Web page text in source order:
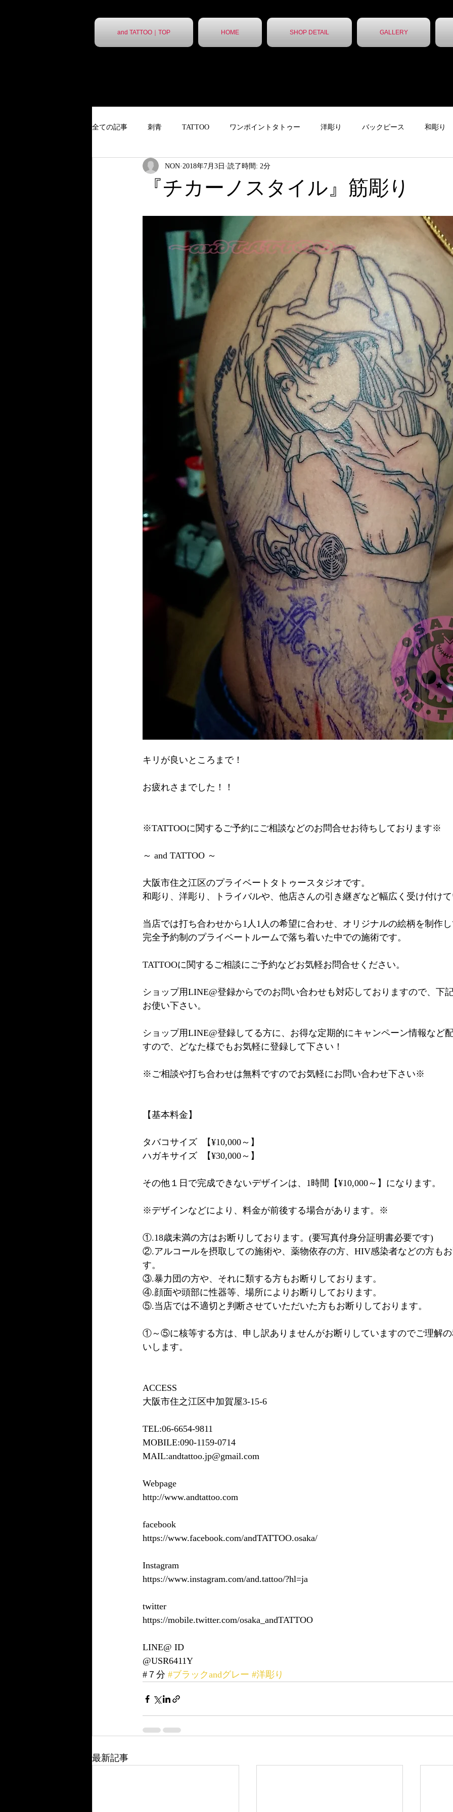
and TATTOO｜TOP HOME SHOP DETAIL GALLERY
全ての記事 刺青 TATTOO ワンポイントタトゥー 洋彫り バックピース 和彫り
タトゥー ポスター 下絵
aT オリジナルグッズ カバーアップ
『チカーノスタイル』筋彫り
NON 2018年7月3日 読了時間: 2分
キリが良いところまで！
お疲れさまでした！！
※TATTOOに関するご予約にご相談などのお問合せお待ちしております※
～ and TATTOO ～
大阪市住之江区のプライベートタトゥースタジオです。
和彫り、洋彫り、トライバルや、他店さんの引き継ぎなど幅広く受け付け
当店では打ち合わせから1人1人の希望に合わせ、オリジナルの絵柄を制作
完全予約制のプライベートルームで落ち着いた中での施術です。
TATTOOに関するご相談にご予約などお気軽お問合せください。
ショップ用LINE@登録からでのお問い合わせも対応しておりますので、下
お使い下さい。
ショップ用LINE@登録してる方に、お得な定期的にキャンペーン情報など
すので、どなた様でもお気軽に登録して下さい！
※ご相談や打ち合わせは無料ですのでお気軽にお問い合わせ下さい※
【基本料金】
タバコサイズ  【¥10,000～】
ハガキサイズ  【¥30,000～】
その他１日で完成できないデザインは、1時間【¥10,000～】になります。
※デザインなどにより、料金が前後する場合があります。※
①.18歳未満の方はお断りしております。(要写真付身分証明書必要です)
②.アルコールを摂取しての施術や、薬物依存の方、HIV感染者などの方も
す。
③.暴力団の方や、それに類する方もお断りしております。
④.顔面や頭部に性器等、場所によりお断りしております。
⑤.当店では不適切と判断させていただいた方もお断りしております。
①～⑤に核等する方は、申し訳ありませんがお断りしていますのでご理解
いします。
ACCESS
大阪市住之江区中加賀屋3-15-6
TEL:06-6654-9811
MOBILE:090-1159-0714
MAIL:andtattoo.jp@gmail.com
Webpage
http://www.andtattoo.com
facebook
https://www.facebook.com/andTATTOO.osaka/
Instagram
https://www.instagram.com/and.tattoo/?hl=ja
twitter
https://mobile.twitter.com/osaka_andTATTOO
LINE@ ID
@USR6411Y
#７分 #ブラックandグレー #洋彫り
最新記事